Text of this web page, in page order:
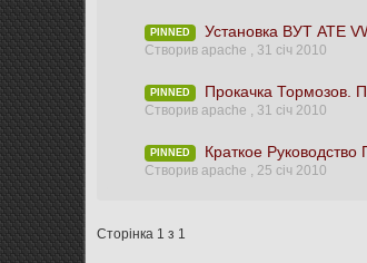
PINNED Установка ВУТ ATE
Створив apache , 31 січ 2010
PINNED Прокачка Тормозов.
Створив apache , 31 січ 2010
PINNED Краткое
Створив apache , 25 січ 2010
Сторінка 1 з 1